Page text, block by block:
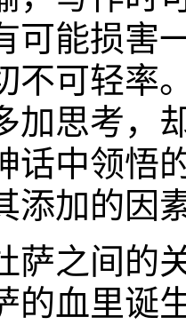
可能损害
不可轻率
加思考，
话中领悟
添加的因
萨之间的
的血里诞